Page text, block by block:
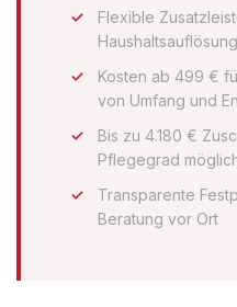
Flexible
Kosten ab 499 €
von Umfang und
Bis zu 4.180 €
Pflegegrad
Transparente
Beratung vor Ort